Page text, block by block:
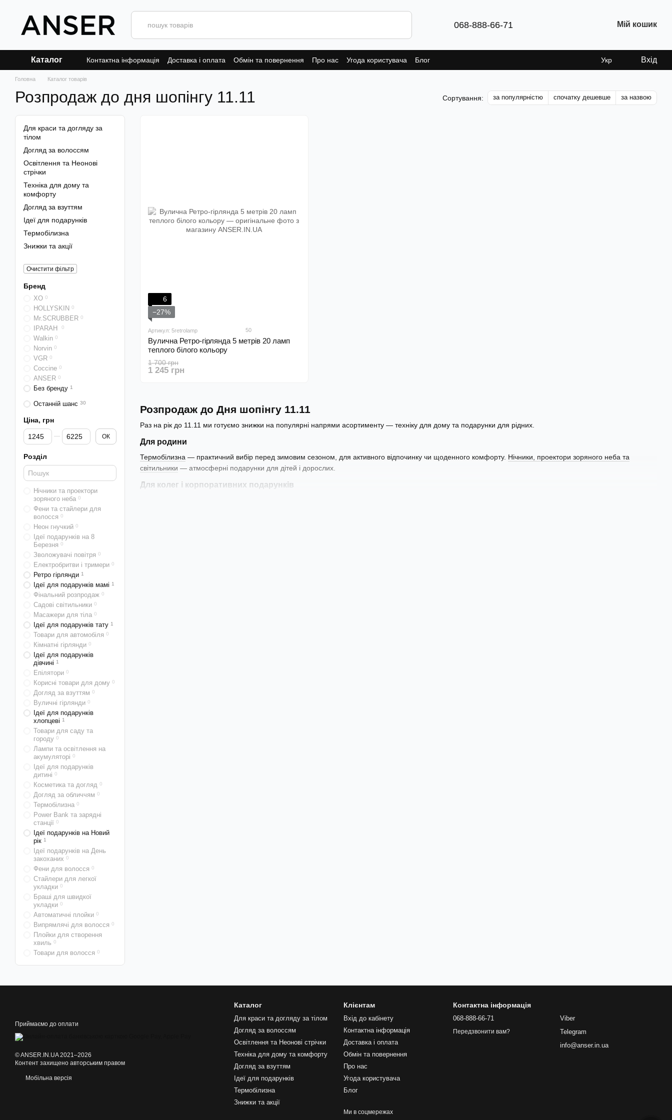
068-888-66-71 Мій кошик
Каталог Контактна інформація Доставка і оплата Обмін та повернення Про нас Угода користувача Блог Укр Вхід
Головна Каталог товарів
Розпродаж до дня шопінгу 11.11 Сортування: за популярністю спочатку дешевше за назвою
Розпродаж до Дня шопінгу 11.11
Раз на рік до 11.11 ми готуємо знижки на популярні напрями асортименту — техніку для дому та подарунки для рідних.
Для родини
Термобілизна — практичний вибір перед зимовим сезоном, для активного відпочинку чи щоденного комфорту. Нічники, проектори зоряного неба та
світильники — атмосферні подарунки для дітей і дорослих.
Для колег і корпоративних подарунків
6
−27%
Артикул: 5retrolamp 50
Вулична Ретро-гірлянда 5 метрів 20 ламп
теплого білого кольору
1 700 грн
1 245 грн
Для краси та догляду за
тілом
Догляд за волоссям
Освітлення та Неонові
стрічки
Техніка для дому та
комфорту
Догляд за взуттям
Ідеї для подарунків
Термобілизна
Знижки та акції
Очистити фільтр
Бренд
XO 0
HOLLYSKIN 0
Mr.SCRUBBER 0
IPARAH 0
Walkin 0
Norvin 0
VGR 0
Coccine 0
ANSER 0
Без бренду 1
Останній шанс 30
Ціна, грн
Від Ціна, грн
До Ціна, грн ОК
Розділ
Нічники та проектори
зоряного неба 0
Фени та стайлери для
волосся 0
Неон гнучкий 0
Ідеї подарунків на 8
Березня 0
Зволожувачі повітря 0
Електробритви і тримери 0
Ретро гірлянди 1
Ідеї для подарунків мамі 1
Фінальний розпродаж 0
Садові світильники 0
Масажери для тіла 0
Ідеї для подарунків тату 1
Товари для автомобіля 0
Кімнатні гірлянди 0
Ідеї для подарунків
дівчині 1
Епілятори 0
Корисні товари для дому 0
Догляд за взуттям 0
Вуличні гірлянди 0
Ідеї для подарунків
хлопцеві 1
Товари для саду та
городу 0
Лампи та освітлення на
акумуляторі 0
Ідеї для подарунків
дитині 0
Косметика та догляд 0
Догляд за обличчям 0
Термобілизна 0
Power Bank та зарядні
станції 0
Ідеї подарунків на Новий
рік 1
Ідеї подарунків на День
закоханих 0
Фени для волосся 0
Стайлери для легкої
укладки 0
Браші для швидкої
укладки 0
Автоматичні плойки 0
Випрямлячі для волосся 0
Плойки для створення
хвиль 0
Товари для волосся 0
Приймаємо до оплати
© ANSER.IN.UA 2021–2026
Контент захищено авторським правом
Мобільна версія
Каталог
Для краси та догляду за тілом
Догляд за волоссям
Освітлення та Неонові стрічки
Техніка для дому та комфорту
Догляд за взуттям
Ідеї для подарунків
Термобілизна
Знижки та акції
Клієнтам
Вхід до кабінету
Контактна інформація
Доставка і оплата
Обмін та повернення
Про нас
Угода користувача
Блог
Ми в соцмережах
Контактна інформація
068-888-66-71
Передзвонити вам?
Viber
Telegram
info@anser.in.ua